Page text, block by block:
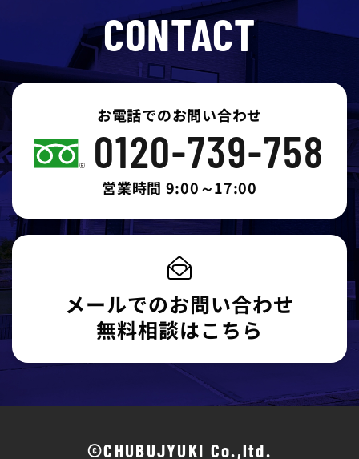
CONTACT
お電話でのお問い合わせ
0120-739-758
営業時間 9:00～17:00
メールでのお問い合わせ
無料相談はこちら
©CHUBUJYUKI Co.,ltd.